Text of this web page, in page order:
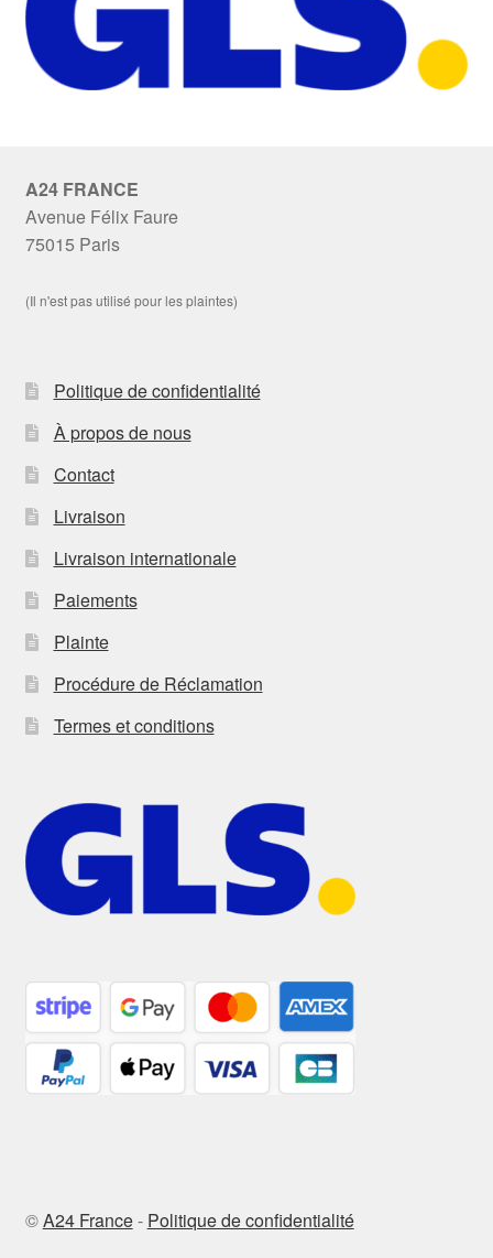
A24 FRANCE
Avenue Félix Faure
75015 Paris
(Il n'est pas utilisé pour les plaintes)
Politique de confidentialité
À propos de nous
Contact
Livraison
Livraison internationale
Paiements
Plainte
Procédure de Réclamation
Termes et conditions
©A24 France- Politique de confidentialité